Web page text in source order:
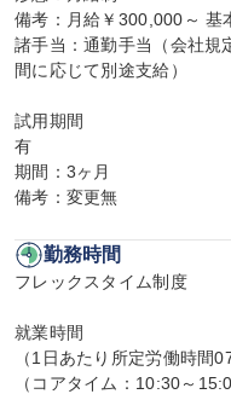
備考：月給￥300,000～ 基
諸手当：通勤手当（会社規
間に応じて別途支給）
試用期間
有
期間：3ヶ月
備考：変更無
勤務時間
フレックスタイム制度
就業時間
（1日あたり所定労働時間
（コアタイム：10:30～